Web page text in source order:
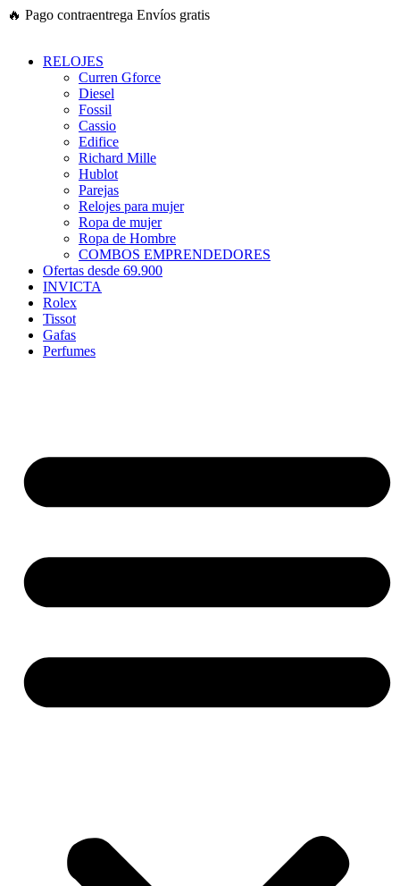
Ir
🔥 Pago contraentrega Envíos gratis
RELOJES
Curren Gforce
Diesel
Fossil
Cassio
Edifice
Richard Mille
Hublot
Parejas
Relojes para mujer
Ropa de mujer
Ropa de Hombre
COMBOS EMPRENDEDORES
Ofertas desde 69.900
INVICTA
Rolex
Tissot
Gafas
Perfumes